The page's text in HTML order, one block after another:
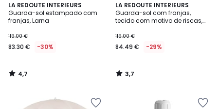
LA REDOUTE INTERIEURS
Guarda-sol estampado com
franjas, Larna
119.00 €
83.30 € -30%
4,7
/ 5
4,7
/
LA REDOUTE INTERIEURS
Guarda-sol com franjas,
tecido com motivo de riscas,
119.00 €
84.49 € -29%
3,7
/ 5
3,7
/